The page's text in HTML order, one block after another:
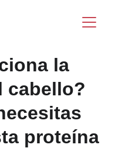
la
cabello?
proteína